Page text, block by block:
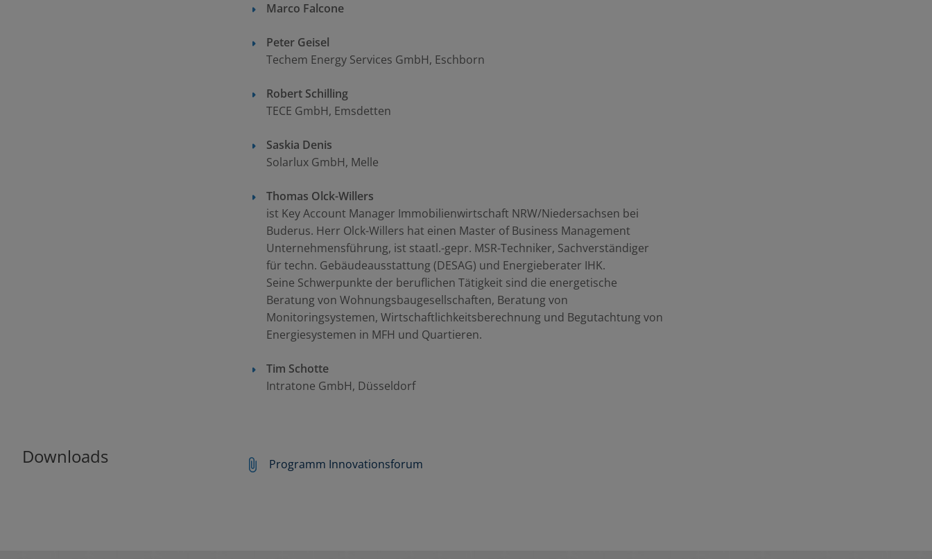
Marco Falcone
Peter Geisel
Techem Energy Services GmbH, Eschborn
Robert Schilling
TECE GmbH, Emsdetten
Saskia Denis
Solarlux GmbH, Melle
Thomas Olck-Willers
ist Key Account Manager Immobilienwirtschaft NRW/Niedersachsen bei
Buderus. Herr Olck-Willers hat einen Master of Business Management
Unternehmensführung, ist staatl.-gepr. MSR-Techniker, Sachverständiger
für techn. Gebäudeausstattung (DESAG) und Energieberater IHK.
Seine Schwerpunkte der beruflichen Tätigkeit sind die energetische
Beratung von Wohnungsbaugesellschaften, Beratung von
Monitoringsystemen, Wirtschaftlichkeitsberechnung und Begutachtung von
Energiesystemen in MFH und Quartieren.
Tim Schotte
Intratone GmbH, Düsseldorf
Downloads Programm Innovationsforum